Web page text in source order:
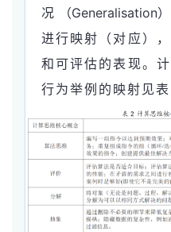
况 （Generalisation
进行映射（对应）
和可评估的表现。
行为举例的映射见表